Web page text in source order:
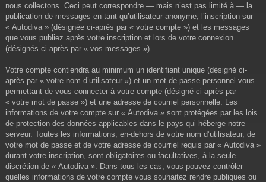
nous collectons. Ceci peut correspondre — mais n’est pas limité à — la
publication de messages en tant qu’utilisateur anonyme, l’inscription sur
« Autodiva » (désignée ci-après par « votre compte ») et les messages
que vous publiez après votre inscription et lors de votre connexion
(désignés ci-après par « vos messages »).
Votre compte contiendra au minimum un identifiant unique (désigné ci-
après par « votre nom d’utilisateur ») et un mot de passe personnel vous
permettant de vous connecter à votre compte (désigné ci-après par
« votre mot de passe ») et une adresse de courriel personnelle. Les
informations de votre compte sur « Autodiva » sont protégées par les lois
de protection des données applicables dans le pays qui héberge notre
serveur. Toutes les informations, en-dehors de votre nom d’utilisateur, de
votre mot de passe et de votre adresse de courriel requis par « Autodiva »
durant votre inscription, sont obligatoires ou facultatives, à la seule
discrétion de « Autodiva ». Dans tous les cas, vous pouvez contrôler
quelles informations de votre compte vous souhaitez rendre publiques ou